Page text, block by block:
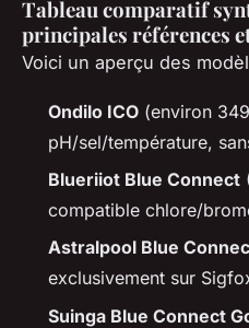
Tableau comparatif
principales références
Voici un aperçu des
Ondilo ICO (environ
pH/sel/température,
Blueriiot Blue Connect
compatible chlore/
Astralpool Blue
exclusivement sur
Suinga Blue Connect